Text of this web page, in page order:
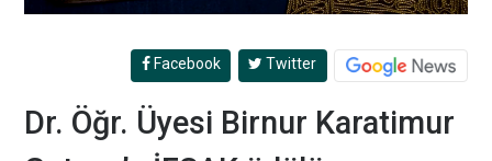
Facebook Twitter
Dr. Öğr. Üyesi Birnur Karatimur